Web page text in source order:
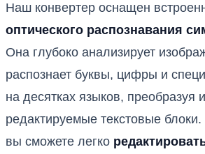
Наш конвертер оснащен
оптического распознавания
Она глубоко анализирует
распознает буквы, цифры и
на десятках языков, преобразуя
редактируемые текстовые
вы сможете легко